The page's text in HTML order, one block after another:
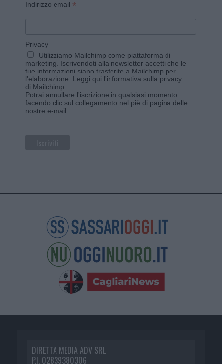
Indirizzo email *
Privacy
Utilizziamo Mailchimp come piattaforma di
marketing. Iscrivendoti alla newsletter accetti che le
tue informazioni siano trasferite a Mailchimp per
l'elaborazione. Leggi qui l'informativa sulla privacy
di Mailchimp
Potrai annullare l'iscrizione in qualsiasi momento
facendo clic sul collegamento nel piè di pagina delle
nostre e-mail.
DIRETTA MEDIA ADV SRL
P.I. 02839380306